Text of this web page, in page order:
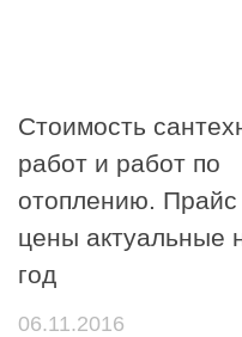
Стоимость
работ и работ по
отоплению. Прайс
цены актуальные
год
06.11.2016